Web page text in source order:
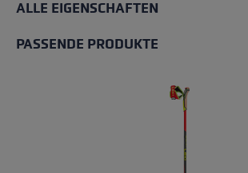
ALLE EIGENSCHAFTEN
PASSENDE PRODUKTE